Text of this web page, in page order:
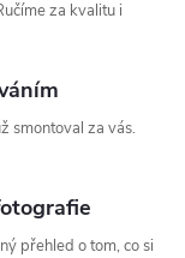
za kvalitu i
smontoval za vás.
přehled o tom, co si